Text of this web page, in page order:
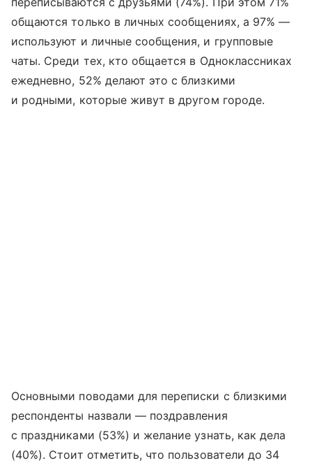
общаются только в личных сообщениях, а 97% —
используют и личные сообщения, и групповые
чаты. Среди тех, кто общается в Одноклассниках
ежедневно, 52% делают это с близкими
и родными, которые живут в другом городе.
Основными поводами для переписки с близкими
респонденты назвали — поздравления
с праздниками (53%) и желание узнать, как дела
(40%). Стоит отметить, что пользователи до 34